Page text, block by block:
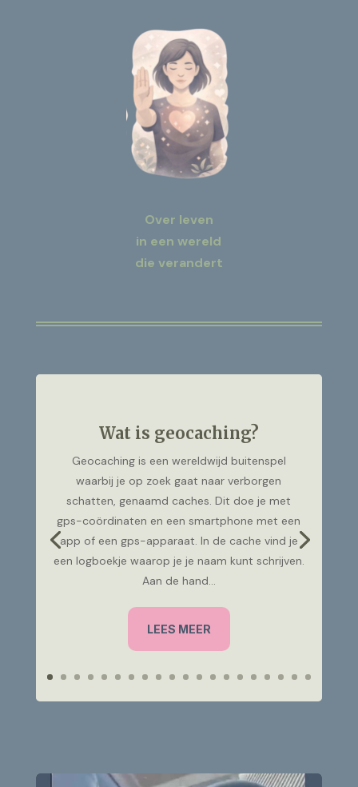
Over leven
in een wereld
die verandert
Wat is geocaching?
Geocaching is een wereldwijd buitenspel
waarbij je op zoek gaat naar verborgen
schatten, genaamd caches. Dit doe je met
gps-coördinaten en een smartphone met een
app of een gps-apparaat. In de cache vind je
een logboekje waarop je je naam kunt schrijven.
Aan de hand...
LEES MEER